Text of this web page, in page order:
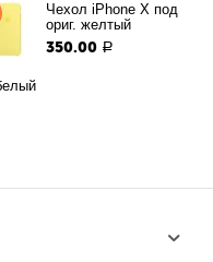
Чехол iPhone X под
ориг. желтый
350.00 Р